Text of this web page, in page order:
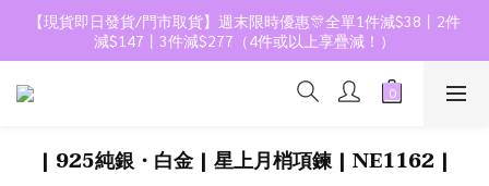
【現貨即日發貨/門市取貨】週末限時優惠🎊全單1件減$38丨2件
減$147丨3件減$277（4件或以上享疊減！）
| 925純銀・白金 | 星上月梢項鍊 | NE1162 |